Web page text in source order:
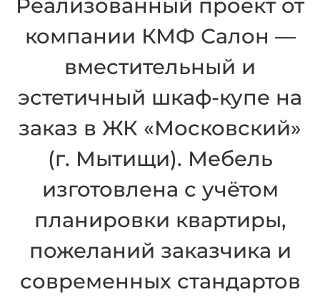
Реализованный проект от
компании КМФ Салон —
вместительный и
эстетичный шкаф-купе на
заказ в ЖК «Московский»
(г. Мытищи). Мебель
изготовлена с учётом
планировки квартиры,
пожеланий заказчика и
современных стандартов